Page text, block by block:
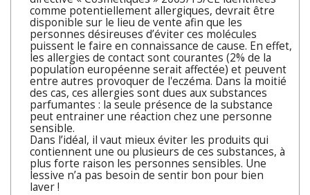
comme potentiellement allergiques, devrait être
disponible sur le lieu de vente afin que les
personnes désireuses d’éviter ces molécules
puissent le faire en connaissance de cause. En effet,
les allergies de contact sont courantes (2% de la
population européenne serait affectée) et peuvent
entre autres provoquer de l'eczéma. Dans la moitié
des cas, ces allergies sont dues aux substances
parfumantes : la seule présence de la substance
peut entrainer une réaction chez une personne
sensible.
Dans l’idéal, il vaut mieux éviter les produits qui
contiennent une ou plusieurs de ces substances, à
plus forte raison les personnes sensibles. Une
lessive n’a pas besoin de sentir bon pour bien
laver !